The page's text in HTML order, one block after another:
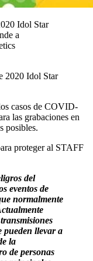
Idol Star
a
casos de COVID-
las grabaciones en
posibles.
proteger al STAFF
del
eventos de
normalmente
pueden llevar a
la
de personas